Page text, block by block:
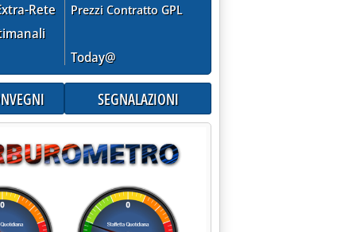
Rete
Prezzi Contratto GPL
Today@
SEGNALAZIONI